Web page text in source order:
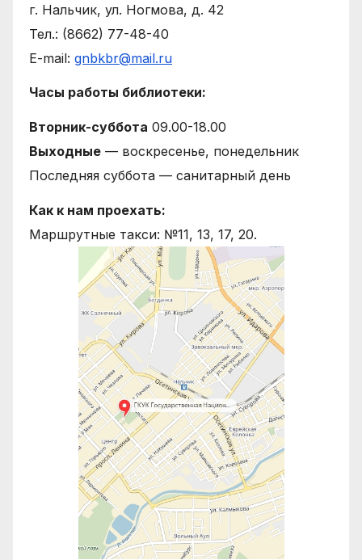
г. Нальчик, ул. Ногмова, д. 42
Тел.: (8662) 77-48-40
E-mail: gnbkbr@mail.ru
Часы работы библиотеки:
Вторник-суббота 09.00-18.00
Выходные — воскресенье, понедельник
Последняя суббота — санитарный день
Как к нам проехать:
Маршрутные такси: №11, 13, 17, 20.